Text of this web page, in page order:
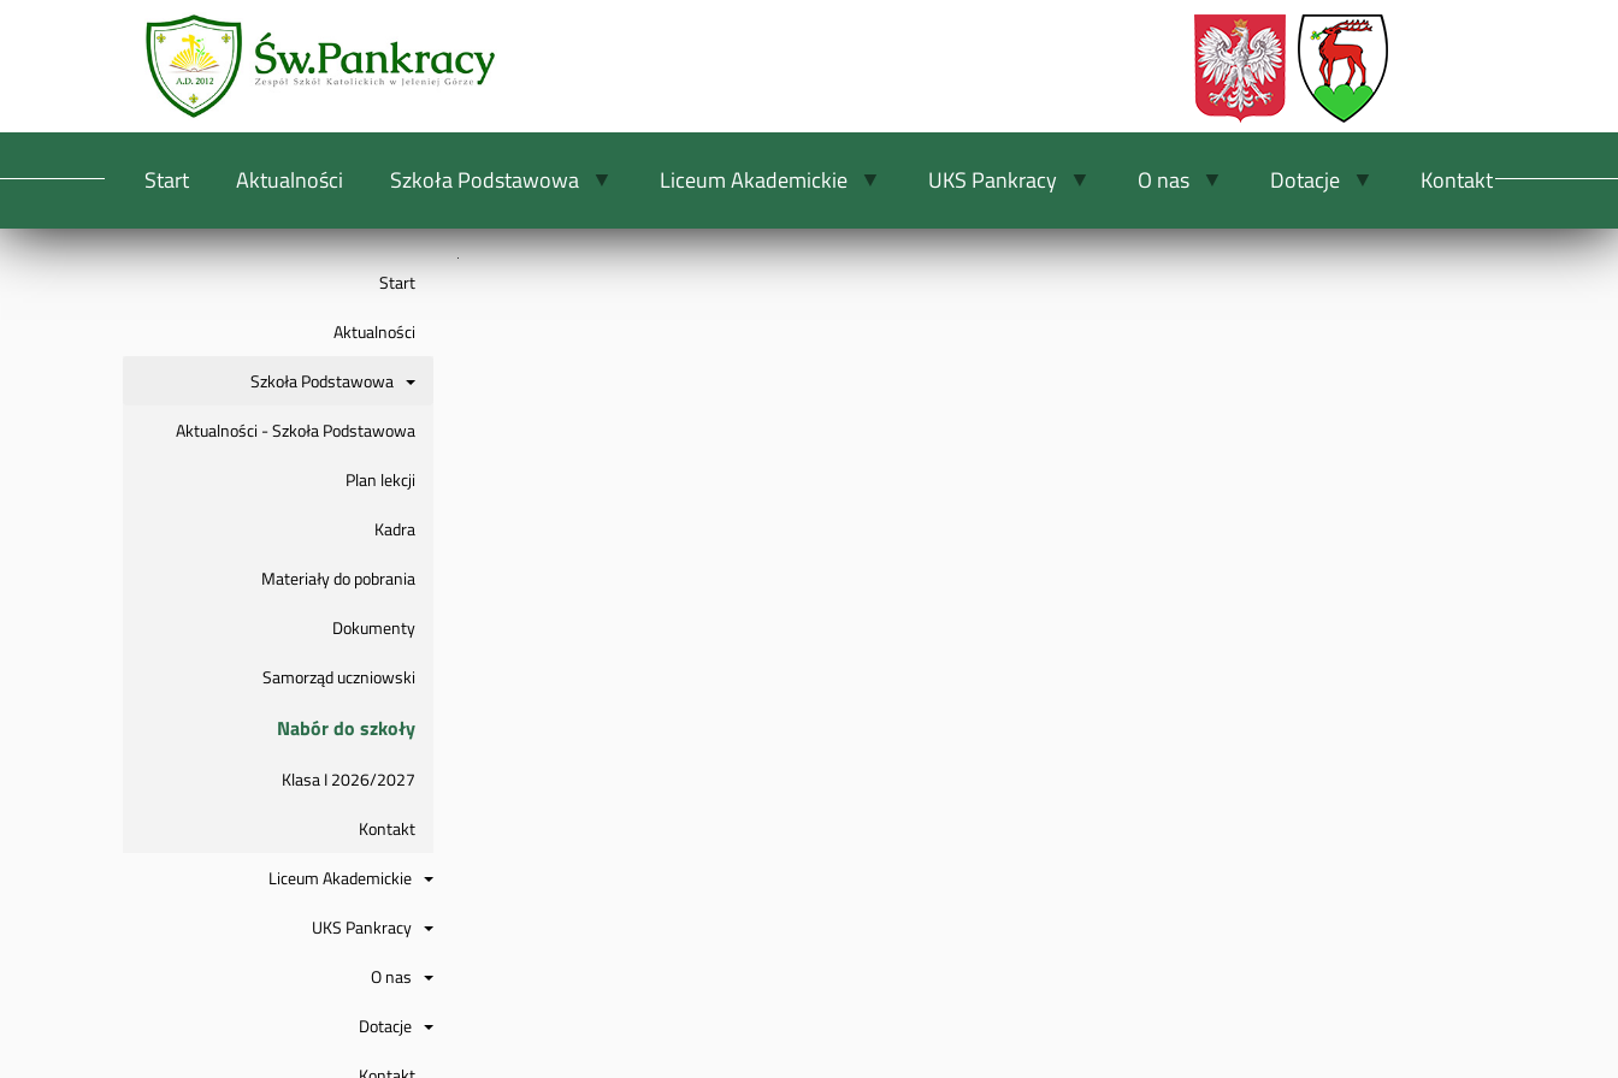
Start Aktualności Szkoła Podstawowa Liceum Akademickie UKS Pankracy O nas Dotacje Kontakt
Start
Aktualności
Szkoła Podstawowa
Aktualności - Szkoła Podstawowa
Plan lekcji
Kadra
Materiały do pobrania
Dokumenty
Samorząd uczniowski
Nabór do szkoły
Klasa I 2026/2027
Kontakt
Liceum Akademickie
UKS Pankracy
O nas
Dotacje